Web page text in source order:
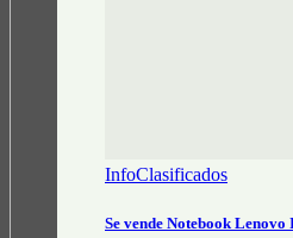
InfoClasificados
Se vende Notebook Lenovo